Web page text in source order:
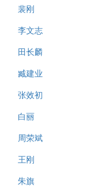
裴刚
李文志
田长麟
臧建业
张效初
白丽
周荣斌
王刚
朱旗